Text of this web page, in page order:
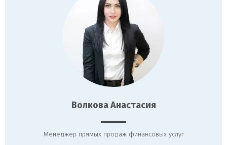
Волкова Анастасия
Менеджер прямых продаж финансовых услуг